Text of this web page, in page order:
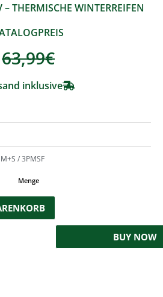
THERMISCHE WINTERREIFEN
63,99€
inklusive
/ 3PMSF
Menge
BUY NOW